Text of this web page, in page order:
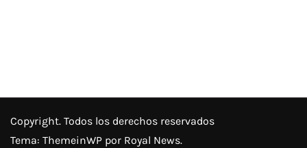
Copyright. Todos los derechos reservados
Tema: ThemeinWP por Royal News.